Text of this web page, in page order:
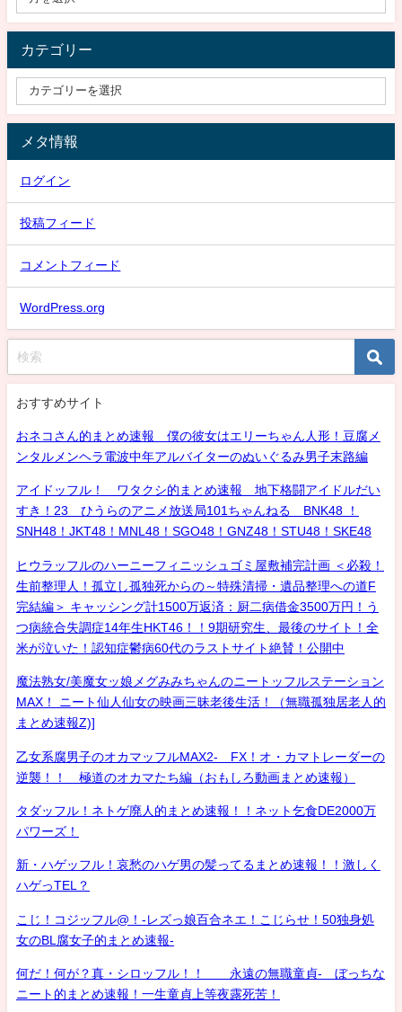
カテゴリー
メタ情報
ログイン
投稿フィード
コメントフィード
WordPress.org
おすすめサイト
おネコさん的まとめ速報 僕の彼女はエリーちゃん人形！豆腐メ
ンタルメンヘラ電波中年アルバイターのぬいぐるみ男子末路編
アイドッフル！ ワタクシ的まとめ速報 地下格闘アイドルだい
すき！23 ひうらのアニメ放送局101ちゃんねる BNK48 ！
SNH48！JKT48！MNL48！SGO48！GNZ48！STU48！SKE48
ヒウラッフルのハーニーフィニッシュゴミ屋敷補完計画 ＜必殺！
生前整理人！孤立し孤独死からの～特殊清掃・遺品整理への道F
完結編＞ キャッシング計1500万返済：厨二病借金3500万円！う
つ病統合失調症14年生HKT46！！9期研究生、最後のサイト！全
米が泣いた！認知症鬱病60代のラストサイト絶賛！公開中
魔法熟女/美魔女ッ娘メグみみちゃんのニートッフルステーション
MAX！ ニート仙人仙女の映画三昧老後生活！（無職孤独居老人的
まとめ速報Z)]
乙女系腐男子のオカマッフルMAX2- FX！オ・カマトレーダーの
逆襲！！ 極道のオカマたち編（おもしろ動画まとめ速報）
タダッフル！ネトゲ廃人的まとめ速報！！ネット乞食DE2000万
パワーズ！
新・ハゲッフル！哀愁のハゲ男の髪ってるまとめ速報！！激しく
ハゲっTEL？
こじ！コジッフル@！-レズっ娘百合ネエ！こじらせ！50独身処
女のBL腐女子的まとめ速報-
何だ！何が？真・シロッフル！！ 永遠の無職童貞- ぼっちな
ニート的まとめ速報！一生童貞上等夜露死苦！